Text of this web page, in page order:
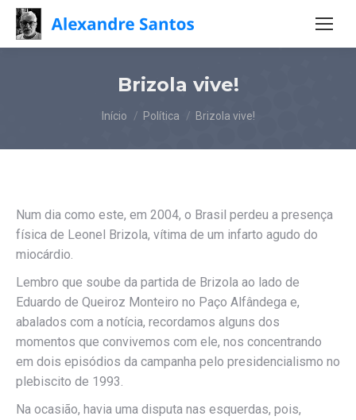
Brizola vive!
Você está aqui:
Início Política Brizola vive!
Num dia como este, em 2004, o Brasil perdeu a presença
física de Leonel Brizola, vítima de um infarto agudo do
miocárdio.
Lembro que soube da partida de Brizola ao lado de
Eduardo de Queiroz Monteiro no Paço Alfândega e,
abalados com a notícia, recordamos alguns dos
momentos que convivemos com ele, nos concentrando
em dois episódios da campanha pelo presidencialismo no
plebiscito de 1993.
Na ocasião, havia uma disputa nas esquerdas, pois,